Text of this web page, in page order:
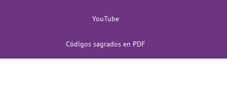
YouTube
Códigos sagrados en PDF